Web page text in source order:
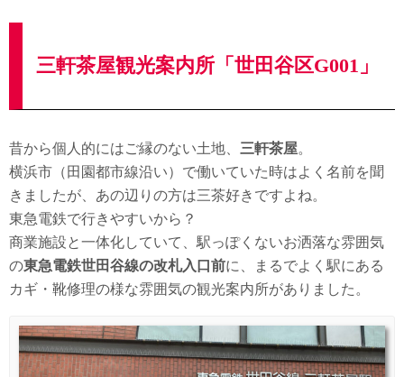
三軒茶屋観光案内所「世田谷区G001」
昔から個人的にはご縁のない土地、 三軒茶屋。
横浜市（田園都市線沿い）で働いていた時はよく名前を聞
きましたが、あの辺りの方は三茶好きですよね。
東急電鉄で行きやすいから？
商業施設と一体化していて、駅っぽくないお洒落な雰囲気
の東急電鉄世田谷線の改札入口前に、まるでよく駅にある
カギ・靴修理の様な雰囲気の観光案内所がありました。